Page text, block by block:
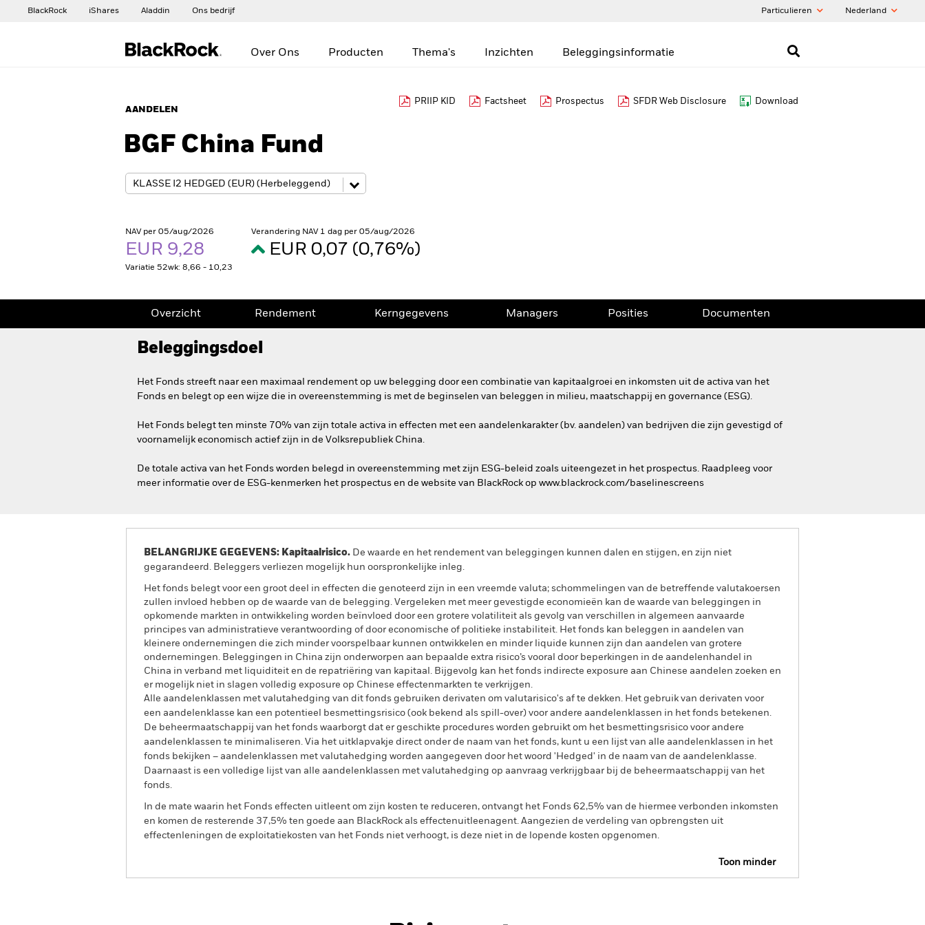
BlackRock iShares Aladdin Ons bedrijf Particulieren Nederland
Over Ons Producten Thema's Inzichten Beleggingsinformatie
AANDELEN
PRIIP KID Factsheet Prospectus SFDR Web Disclosure Download
BGF China Fund
NAV per 05/aug/2026
EUR 9,28
Variatie 52wk: 8,66 - 10,23
Verandering NAV 1 dag per 05/aug/2026
EUR 0,07 (0,76%)
Overzicht Rendement Kerngegevens Managers Posities Documenten
Beleggingsdoel
Het Fonds streeft naar een maximaal rendement op uw belegging door een combinatie van kapitaalgroei en inkomsten uit de activa van het
Fonds en belegt op een wijze die in overeenstemming is met de beginselen van beleggen in milieu, maatschappij en governance (ESG).
Het Fonds belegt ten minste 70% van zijn totale activa in effecten met een aandelenkarakter (bv. aandelen) van bedrijven die zijn gevestigd of
voornamelijk economisch actief zijn in de Volksrepubliek China.
De totale activa van het Fonds worden belegd in overeenstemming met zijn ESG-beleid zoals uiteengezet in het prospectus. Raadpleeg voor
meer informatie over de ESG-kenmerken het prospectus en de website van BlackRock op www.blackrock.com/baselinescreens
BELANGRIJKE GEGEVENS: Kapitaalrisico. De waarde en het rendement van beleggingen kunnen dalen en stijgen, en zijn niet
gegarandeerd. Beleggers verliezen mogelijk hun oorspronkelijke inleg.
Het fonds belegt voor een groot deel in effecten die genoteerd zijn in een vreemde valuta; schommelingen van de betreffende valutakoersen
zullen invloed hebben op de waarde van de belegging. Vergeleken met meer gevestigde economieën kan de waarde van beleggingen in
opkomende markten in ontwikkeling worden beïnvloed door een grotere volatiliteit als gevolg van verschillen in algemeen aanvaarde
principes van administratieve verantwoording of door economische of politieke instabiliteit. Het fonds kan beleggen in aandelen van
kleinere ondernemingen die zich minder voorspelbaar kunnen ontwikkelen en minder liquide kunnen zijn dan aandelen van grotere
ondernemingen. Beleggingen in China zijn onderworpen aan bepaalde extra risico’s vooral door beperkingen in de aandelenhandel in
China in verband met liquiditeit en de repatriëring van kapitaal. Bijgevolg kan het fonds indirecte exposure aan Chinese aandelen zoeken en
er mogelijk niet in slagen volledig exposure op Chinese effectenmarkten te verkrijgen.
Alle aandelenklassen met valutahedging van dit fonds gebruiken derivaten om valutarisico's af te dekken. Het gebruik van derivaten voor
een aandelenklasse kan een potentieel besmettingsrisico (ook bekend als spill-over) voor andere aandelenklassen in het fonds betekenen.
De beheermaatschappij van het fonds waarborgt dat er geschikte procedures worden gebruikt om het besmettingsrisico voor andere
aandelenklassen te minimaliseren. Via het uitklapvakje direct onder de naam van het fonds, kunt u een lijst van alle aandelenklassen in het
fonds bekijken – aandelenklassen met valutahedging worden aangegeven door het woord 'Hedged' in de naam van de aandelenklasse.
Daarnaast is een volledige lijst van alle aandelenklassen met valutahedging op aanvraag verkrijgbaar bij de beheermaatschappij van het
fonds.
In de mate waarin het Fonds effecten uitleent om zijn kosten te reduceren, ontvangt het Fonds 62,5% van de hiermee verbonden inkomsten
en komen de resterende 37,5% ten goede aan BlackRock als effectenuitleenagent. Aangezien de verdeling van opbrengsten uit
effectenleningen de exploitatiekosten van het Fonds niet verhoogt, is deze niet in de lopende kosten opgenomen.
Toon minder